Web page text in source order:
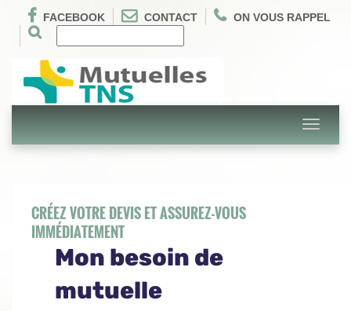
FACEBOOK CONTACT ON VOUS RAPPEL
Toggle
CRÉEZ VOTRE DEVIS ET ASSUREZ-VOUS
IMMÉDIATEMENT